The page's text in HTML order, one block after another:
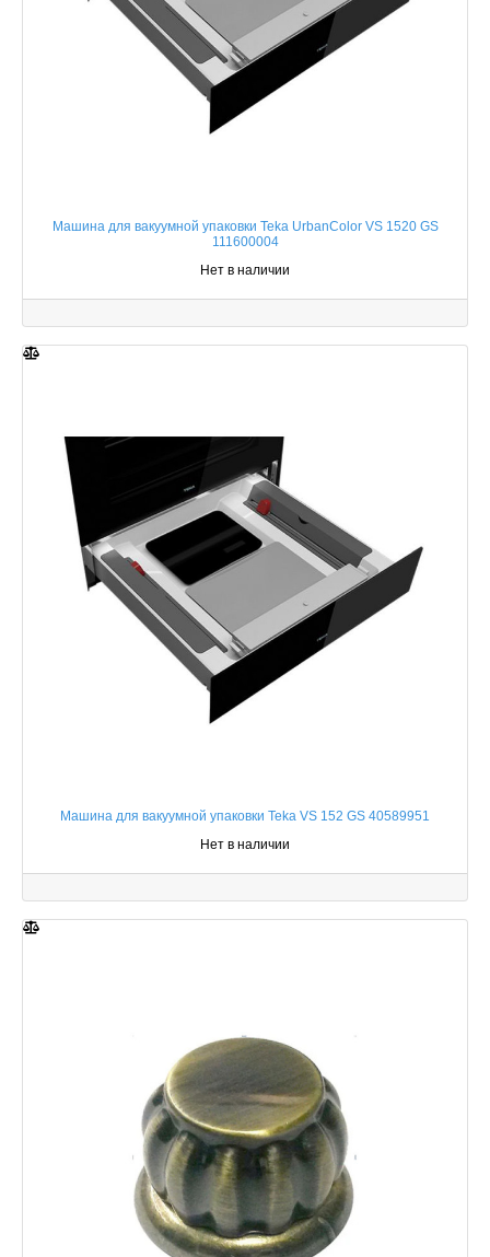
Машина для вакуумной упаковки Teka UrbanColor VS 1520 GS
111600004
Нет в наличии
Машина для вакуумной упаковки Teka VS 152 GS 40589951
Нет в наличии